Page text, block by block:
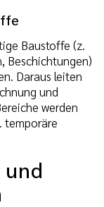
Baustoffe (z.
Beschichtungen)
Daraus leiten
und
werden
temporäre